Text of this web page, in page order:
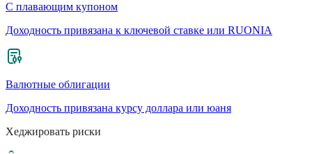
С плавающим купоном
Доходность привязана к ключевой ставке или RUONIA
Валютные облигации
Доходность привязана курсу доллара или юаня
Хеджировать риски